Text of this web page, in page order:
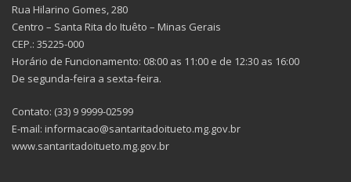
Rua Hilarino Gomes, 280
Centro – Santa Rita do Ituêto – Minas Gerais
CEP.: 35225-000
Horário de Funcionamento: 08:00 as 11:00 e de 12:30 as 16:00
De segunda-feira a sexta-feira.
Contato: (33) 9 9999-02599
E-mail: informacao@santaritadoitueto.mg.gov.br
www.santaritadoitueto.mg.gov.br